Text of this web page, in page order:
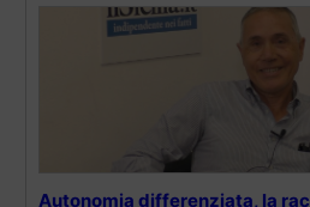
Autonomia differenziata, la